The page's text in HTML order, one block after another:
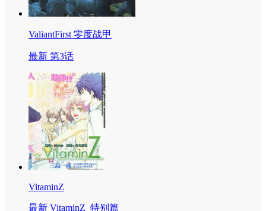
ValiantFirst 零度战甲
最新 第3话
VitaminZ
最新 VitaminZ_特别篇